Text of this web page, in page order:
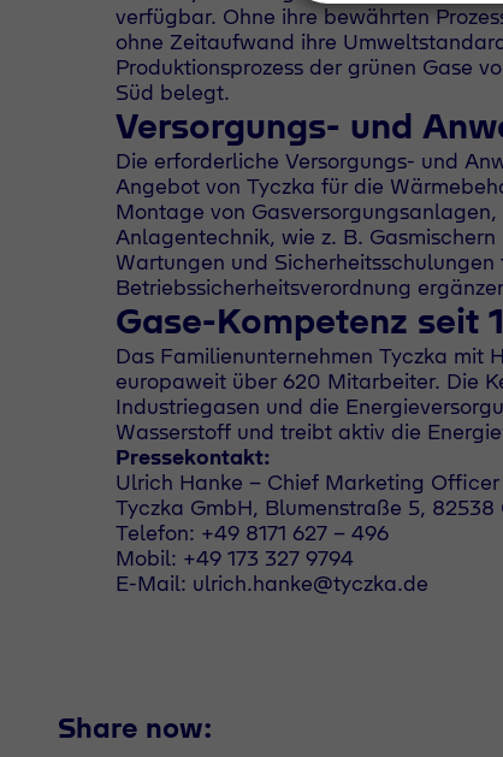
verfügbar. Ohne ihre bewährten
ohne Zeitaufwand ihre
Produktionsprozess der grünen Gase
Süd belegt.
Versorgungs- und
Die erforderliche Versorgungs- und
Angebot von Tyczka für die
Montage von
Anlagentechnik, wie z. B.
Wartungen und
Betriebssicherheitsverordnung
Gase-Kompetenz seit
Das Familienunternehmen Tyczka mit
europaweit über 620 Mitarbeiter. Die
Industriegasen und die
Wasserstoff und treibt aktiv die
Pressekontakt:
Ulrich Hanke - Chief Marketing Officer
Tyczka GmbH, Blumenstraße 5, 82538
Telefon: +49 8171 627 - 496
Mobil: +49 173 327 9794
E-Mail: ulrich.hanke@tyczka.de
Share now: